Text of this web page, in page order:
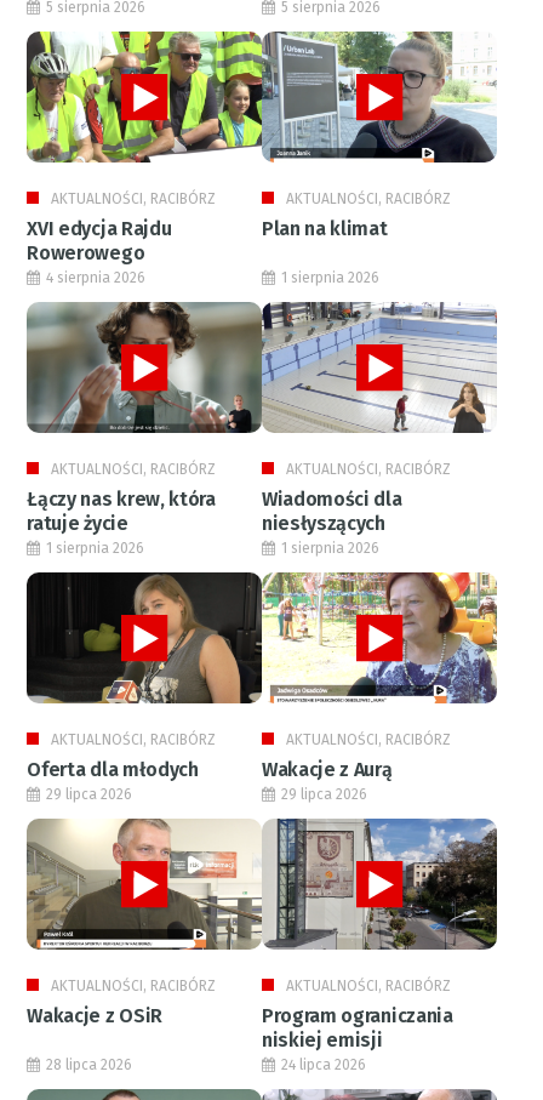
5 sierpnia 2026
AKTUALNOŚCI, RACIBÓRZ
XVI edycja Rajdu
Rowerowego
5 sierpnia 2026
AKTUALNOŚCI, RACIBÓRZ
Plan na klimat
4 sierpnia 2026
AKTUALNOŚCI, RACIBÓRZ
Łączy nas krew, która
ratuje życie
1 sierpnia 2026
AKTUALNOŚCI, RACIBÓRZ
Wiadomości dla
niesłyszących
1 sierpnia 2026
AKTUALNOŚCI, RACIBÓRZ
Oferta dla młodych
1 sierpnia 2026
AKTUALNOŚCI, RACIBÓRZ
Wakacje z Aurą
29 lipca 2026
AKTUALNOŚCI, RACIBÓRZ
Wakacje z OSiR
29 lipca 2026
AKTUALNOŚCI, RACIBÓRZ
Program ograniczania
niskiej emisji
28 lipca 2026 24 lipca 2026